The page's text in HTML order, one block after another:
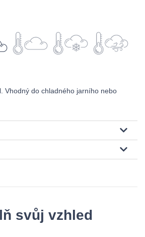
Vhodný do chladného jarního nebo
svůj vzhled